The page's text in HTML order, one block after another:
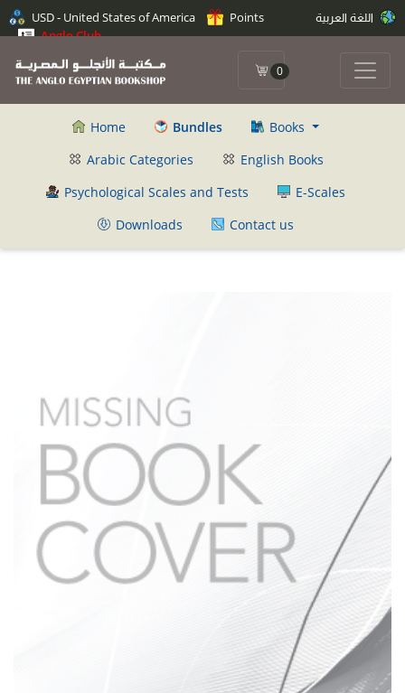
USD - United States of America
Points
Anglo Club
0
Home Bundles
Books
Arabic Categories
English Books
Psychological Scales and Tests
E-Scales
Downloads
Contact us